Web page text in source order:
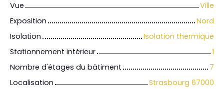
Vue
Ville
Exposition
Nord
Isolation
Isolation thermique
Stationnement intérieur
1
Nombre d'étages du bâtiment
7
Localisation
Strasbourg 67000